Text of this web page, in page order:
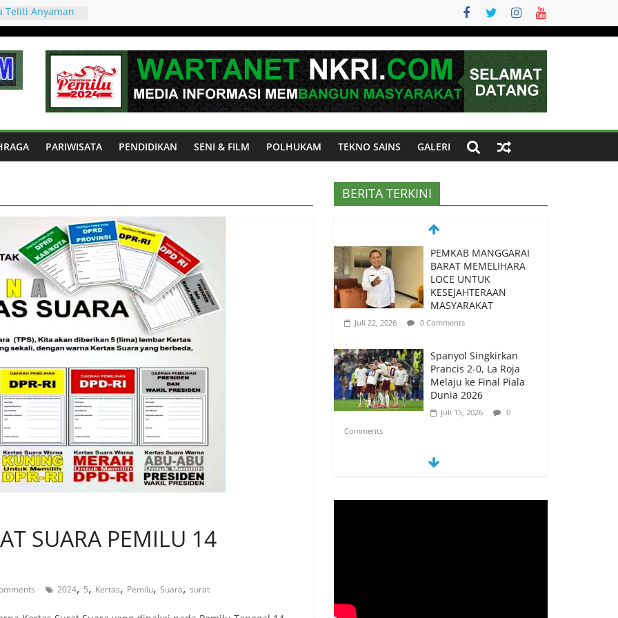
Barat,
Budaya
BARAT
UNTUK
Prancis 2-0, La
Piala Dunia
Final Piala
Digital
PARIWISATA PENDIDIKAN SENI & FILM POLHUKAM TEKNO SAINS GALERI
SUARA PEMILU 14
2024, 5, Kertas, Pemilu, Suara, surat
BERITA TERKINI
PEMKAB MANGGARAI
BARAT MEMELIHARA
LOCE UNTUK
KESEJAHTERAAN
MASYARAKAT
Juli 22, 2026 0 Comments
Spanyol Singkirkan
Prancis 2-0, La Roja
Melaju ke Final Piala
Dunia 2026
Juli 15, 2026
0
Comments
Spanyol vs Prancis,
Piala Dunia 2026